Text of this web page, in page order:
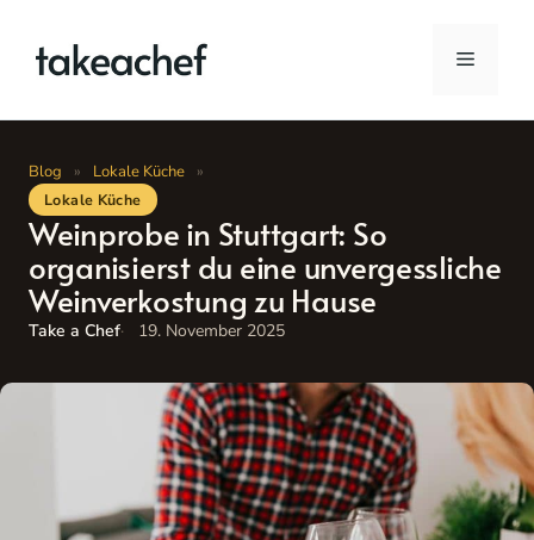
Inhalt
springen
Menü
Blog » Lokale Küche »
Lokale Küche
Weinprobe in Stuttgart: So
organisierst du eine unvergessliche
Weinverkostung zu Hause
Take a Chef 19. November 2025